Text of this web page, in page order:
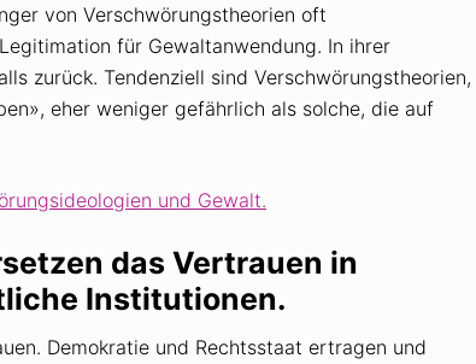
von Verschwörungstheorien oft
für Gewaltanwendung. In ihrer
zurück. Tendenziell sind Verschwörungstheorien,
eher weniger gefährlich als solche, die auf
und Gewalt.
das Vertrauen in
Institutionen.
Demokratie und Rechtsstaat ertragen und